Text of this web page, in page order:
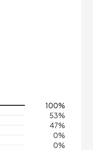
100%
53%
47%
0%
0%